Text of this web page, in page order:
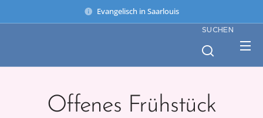
Evangelisch in Saarlouis
SUCHEN
Offenes Frühstück